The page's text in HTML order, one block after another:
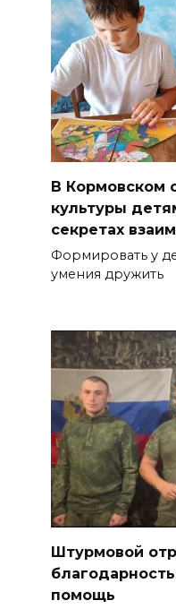
В Кормовском
культуры
секретах
Формировать у
умения дружить
Штурмовой
помощь